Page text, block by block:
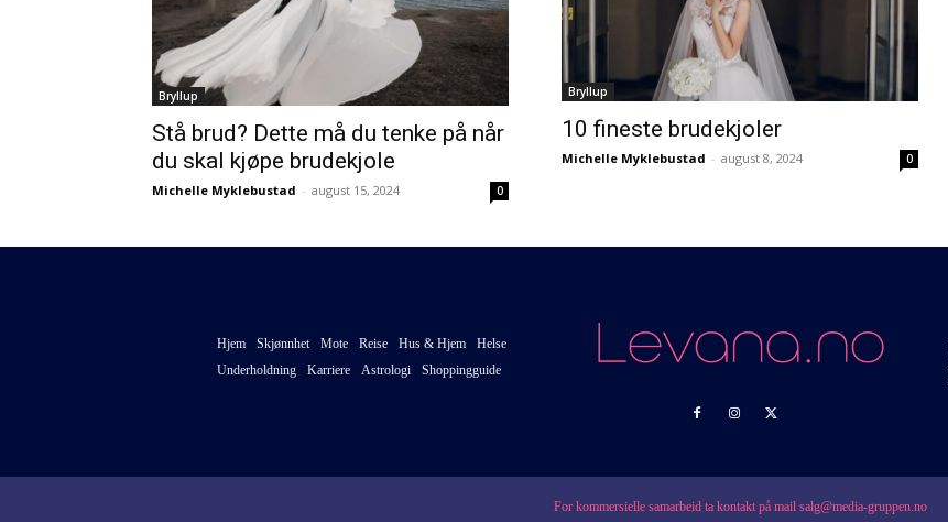
Bryllup
Stå brud? Dette må du tenke på når
du skal kjøpe brudekjole
Michelle Myklebustad - august 15, 2024 0
Bryllup
10 fineste brudekjoler
Michelle Myklebustad - august 8, 2024 0
Hjem Skjønnhet Mote Reise Hus & Hjem
Helse
Underholdning
Karriere Astrologi Shoppingguide
For kommersielle samarbeid ta kontakt på mail salg@media-gruppen.no